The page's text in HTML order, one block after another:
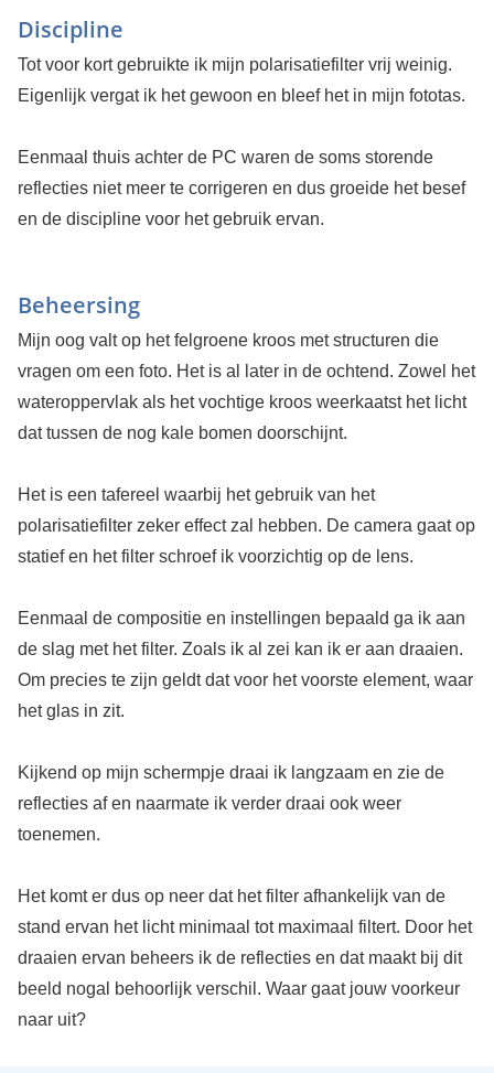
Discipline
Tot voor kort gebruikte ik mijn polarisatiefilter vrij weinig.
Eigenlijk vergat ik het gewoon en bleef het in mijn fototas.
Eenmaal thuis achter de PC waren de soms storende
reflecties niet meer te corrigeren en dus groeide het besef
en de discipline voor het gebruik ervan.
Beheersing
Mijn oog valt op het felgroene kroos met structuren die
vragen om een foto. Het is al later in de ochtend. Zowel het
wateroppervlak als het vochtige kroos weerkaatst het licht
dat tussen de nog kale bomen doorschijnt.
Het is een tafereel waarbij het gebruik van het
polarisatiefilter zeker effect zal hebben. De camera gaat op
statief en het filter schroef ik voorzichtig op de lens.
Eenmaal de compositie en instellingen bepaald ga ik aan
de slag met het filter. Zoals ik al zei kan ik er aan draaien.
Om precies te zijn geldt dat voor het voorste element, waar
het glas in zit.
Kijkend op mijn schermpje draai ik langzaam en zie de
reflecties af en naarmate ik verder draai ook weer
toenemen.
Het komt er dus op neer dat het filter afhankelijk van de
stand ervan het licht minimaal tot maximaal filtert. Door het
draaien ervan beheers ik de reflecties en dat maakt bij dit
beeld nogal behoorlijk verschil. Waar gaat jouw voorkeur
naar uit?